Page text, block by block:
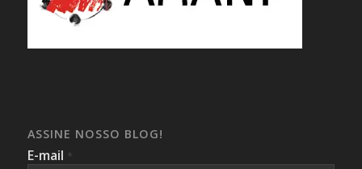
ASSINE NOSSO BLOG!
E-mail *